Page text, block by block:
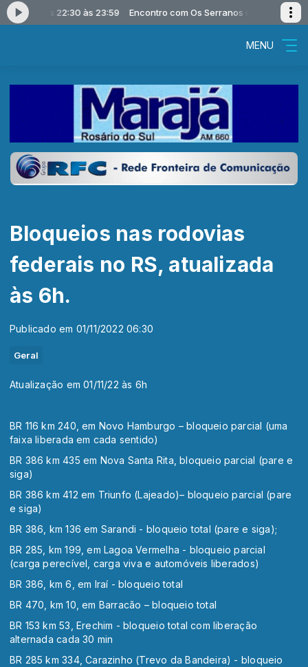
das 22:30 às 23:59 Encontro com Os Serranos das 22:30 às
MENU
Bloqueios nas rodovias
federais no RS, atualizada
às 6h.
Publicado em 01/11/2022 06:30
Geral
Atualização em 01/11/22 às 6h
BR 116 km 240, em Novo Hamburgo – bloqueio parcial (uma
faixa liberada em cada sentido)
BR 386 km 435 em Nova Santa Rita, bloqueio parcial (pare e
siga)
BR 386 km 412 em Triunfo (Lajeado)– bloqueio parcial (pare
e siga)
BR 386, km 136 em Sarandi - bloqueio total (pare e siga);
BR 285, km 199, em Lagoa Vermelha - bloqueio parcial
(carga perecível, carga viva e automóveis liberados)
BR 386, km 6, em Iraí - bloqueio total
BR 470, km 10, em Barracão – bloqueio total
BR 153 km 53, Erechim - bloqueio total com liberação
alternada cada 30 min
BR 285 km 334, Carazinho (Trevo da Bandeira) - bloqueio